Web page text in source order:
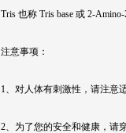
Tris 也称 Tris base 或 2-
注意事项：
1、对人体有刺激性，请注意
2、为了您的安全和健康，请